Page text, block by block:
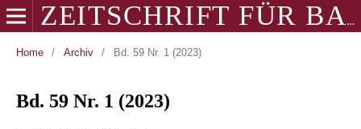
ZEITSCHRIFT FÜR BALKANOLOGIE
Home / Archiv / Bd. 59 Nr. 1 (2023)
Bd. 59 Nr. 1 (2023)